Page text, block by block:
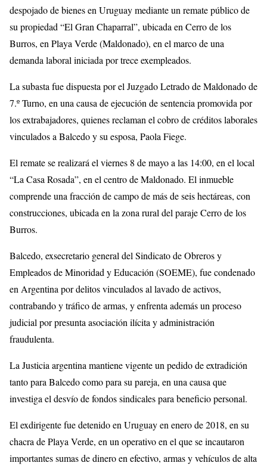
despojado de bienes en Uruguay mediante un remate público de
su propiedad “El Gran Chaparral”, ubicada en Cerro de los
Burros, en Playa Verde (Maldonado), en el marco de una
demanda laboral iniciada por trece exempleados.
La subasta fue dispuesta por el Juzgado Letrado de Maldonado de
7.º Turno, en una causa de ejecución de sentencia promovida por
los extrabajadores, quienes reclaman el cobro de créditos laborales
vinculados a Balcedo y su esposa, Paola Fiege.
El remate se realizará el viernes 8 de mayo a las 14:00, en el local
“La Casa Rosada”, en el centro de Maldonado. El inmueble
comprende una fracción de campo de más de seis hectáreas, con
construcciones, ubicada en la zona rural del paraje Cerro de los
Burros.
Balcedo, exsecretario general del Sindicato de Obreros y
Empleados de Minoridad y Educación (SOEME), fue condenado
en Argentina por delitos vinculados al lavado de activos,
contrabando y tráfico de armas, y enfrenta además un proceso
judicial por presunta asociación ilícita y administración
fraudulenta.
La Justicia argentina mantiene vigente un pedido de extradición
tanto para Balcedo como para su pareja, en una causa que
investiga el desvío de fondos sindicales para beneficio personal.
El exdirigente fue detenido en Uruguay en enero de 2018, en su
chacra de Playa Verde, en un operativo en el que se incautaron
importantes sumas de dinero en efectivo, armas y vehículos de alta